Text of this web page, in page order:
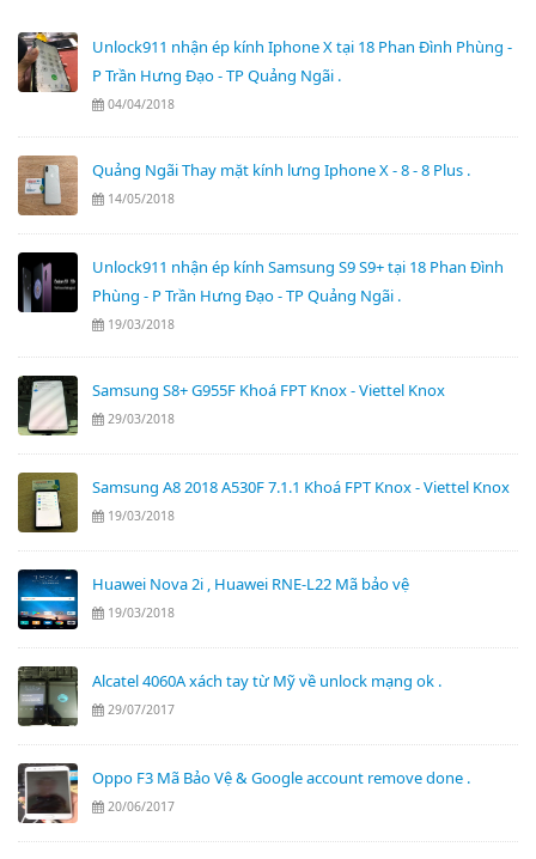
Unlock911 nhận ép kính Iphone X tại 18 Phan Đình Phùng -
P Trần Hưng Đạo - TP Quảng Ngãi .
04/04/2018
Quảng Ngãi Thay mặt kính lưng Iphone X - 8 - 8 Plus .
14/05/2018
Unlock911 nhận ép kính Samsung S9 S9+ tại 18 Phan Đình
Phùng - P Trần Hưng Đạo - TP Quảng Ngãi .
19/03/2018
Samsung S8+ G955F Khoá FPT Knox - Viettel Knox
29/03/2018
Samsung A8 2018 A530F 7.1.1 Khoá FPT Knox - Viettel Knox
19/03/2018
Huawei Nova 2i , Huawei RNE-L22 Mã bảo vệ
19/03/2018
Alcatel 4060A xách tay từ Mỹ về unlock mạng ok .
29/07/2017
Oppo F3 Mã Bảo Vệ & Google account remove done .
20/06/2017